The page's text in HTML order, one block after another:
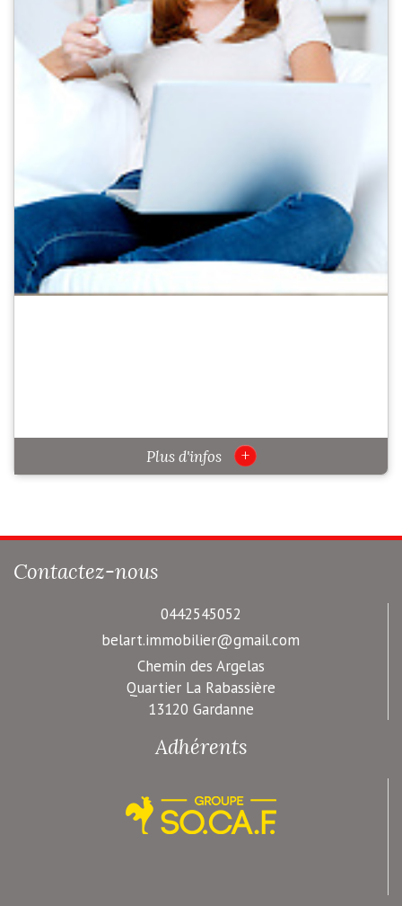
Plus d'infos +
Contactez-nous
0442545052
belart.immobilier@gmail.com
Chemin des Argelas
Quartier La Rabassière
13120 Gardanne
Adhérents